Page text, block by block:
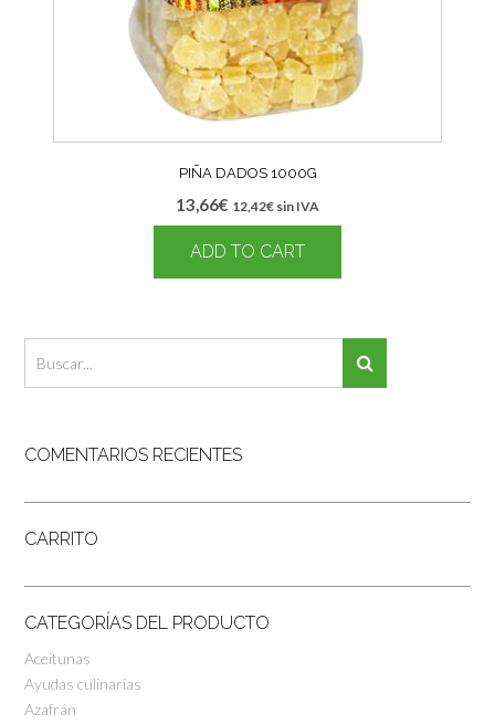
PIÑA DADOS 1000G
13,66€ 12,42€ sin IVA
ADD TO CART
COMENTARIOS RECIENTES
CARRITO
CATEGORÍAS DEL PRODUCTO
Aceitunas
Ayudas culinarias
Azafrán